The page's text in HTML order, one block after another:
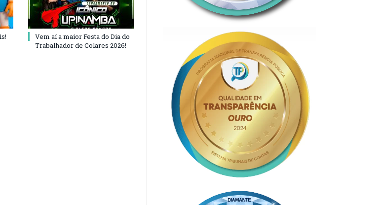
Vem aí a maior Festa do Dia do
Trabalhador de Colares 2026!